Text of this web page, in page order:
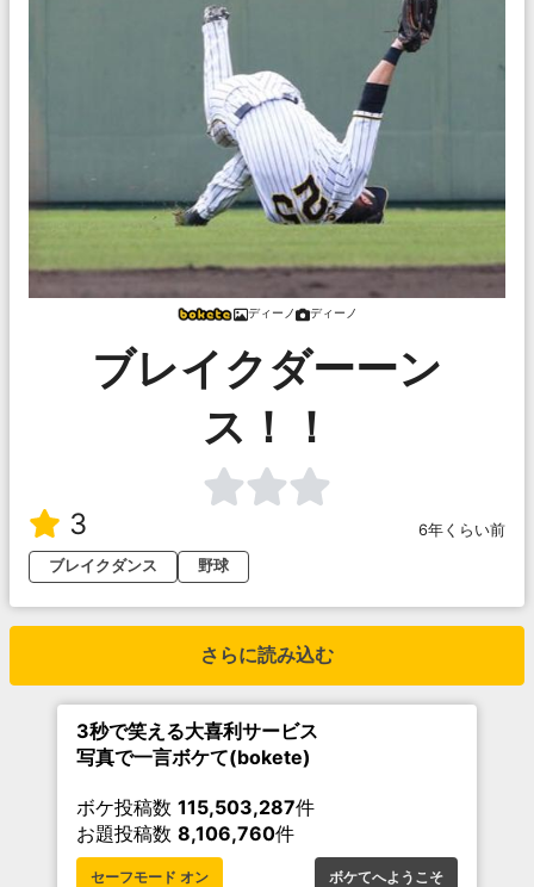
ディーノ ディーノ
ブレイクダーーン
ス！！
3
6年くらい前
ブレイクダンス
野球
さらに読み込む
3秒で笑える大喜利サービス
写真で一言ボケて(bokete)
ボケ投稿数 115,503,287件
お題投稿数 8,106,760件
セーフモード オン ボケてへようこそ